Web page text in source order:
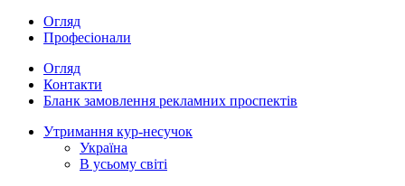
Огляд
Професіонали
Огляд
Контакти
Бланк замовлення рекламних проспектів
Утримання кур-несучок
Україна
В усьому світі